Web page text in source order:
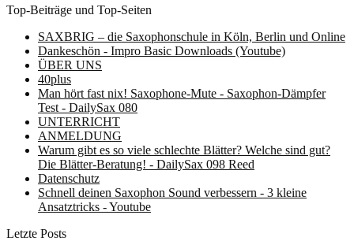
Top-Beiträge und Top-Seiten
SAXBRIG – die Saxophonschule in Köln, Berlin und Online
Dankeschön - Impro Basic Downloads (Youtube)
ÜBER UNS
40plus
Man hört fast nix! Saxophone-Mute - Saxophon-Dämpfer
Test - DailySax 080
UNTERRICHT
ANMELDUNG
Warum gibt es so viele schlechte Blätter? Welche sind gut?
Die Blätter-Beratung! - DailySax 098 Reed
Datenschutz
Schnell deinen Saxophon Sound verbessern - 3 kleine
Ansatztricks - Youtube
Letzte Posts